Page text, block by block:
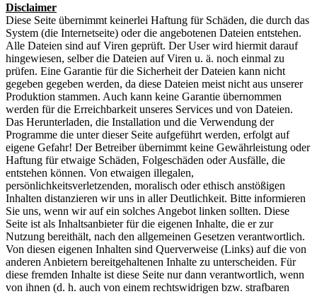
Disclaimer
Diese Seite übernimmt keinerlei Haftung für Schäden, die durch das
System (die Internetseite) oder die angebotenen Dateien entstehen.
Alle Dateien sind auf Viren geprüft. Der User wird hiermit darauf
hingewiesen, selber die Dateien auf Viren u. ä. noch einmal zu
prüfen. Eine Garantie für die Sicherheit der Dateien kann nicht
gegeben gegeben werden, da diese Dateien meist nicht aus unserer
Produktion stammen. Auch kann keine Garantie übernommen
werden für die Erreichbarkeit unseres Services und von Dateien.
Das Herunterladen, die Installation und die Verwendung der
Programme die unter dieser Seite aufgeführt werden, erfolgt auf
eigene Gefahr! Der Betreiber übernimmt keine Gewährleistung oder
Haftung für etwaige Schäden, Folgeschäden oder Ausfälle, die
entstehen können. Von etwaigen illegalen,
persönlichkeitsverletzenden, moralisch oder ethisch anstößigen
Inhalten distanzieren wir uns in aller Deutlichkeit. Bitte informieren
Sie uns, wenn wir auf ein solches Angebot linken sollten. Diese
Seite ist als Inhaltsanbieter für die eigenen Inhalte, die er zur
Nutzung bereithält, nach den allgemeinen Gesetzen verantwortlich.
Von diesen eigenen Inhalten sind Querverweise (Links) auf die von
anderen Anbietern bereitgehaltenen Inhalte zu unterscheiden. Für
diese fremden Inhalte ist diese Seite nur dann verantwortlich, wenn
von ihnen (d. h. auch von einem rechtswidrigen bzw. strafbaren